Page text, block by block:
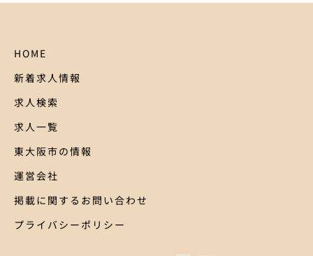
HOME
新着求人情報
求人検索
求人一覧
東大阪市の情報
運営会社
掲載に関するお問い合わせ
プライバシーポリシー